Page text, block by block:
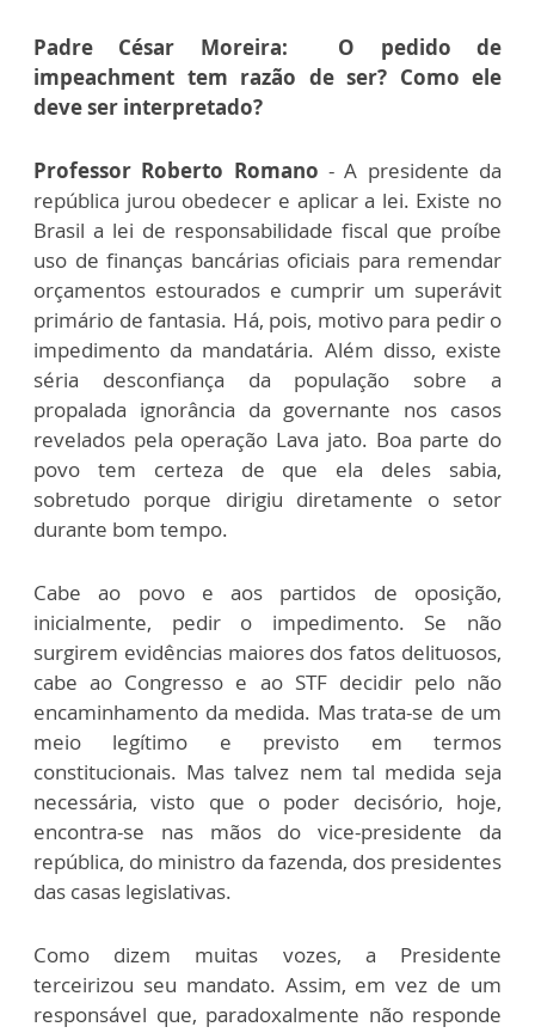
Padre César Moreira: O pedido de
impeachment tem razão de ser? Como ele
deve ser interpretado?
Professor Roberto Romano - A presidente da
república jurou obedecer e aplicar a lei. Existe no
Brasil a lei de responsabilidade fiscal que proíbe
uso de finanças bancárias oficiais para remendar
orçamentos estourados e cumprir um superávit
primário de fantasia. Há, pois, motivo para pedir o
impedimento da mandatária. Além disso, existe
séria desconfiança da população sobre a
propalada ignorância da governante nos casos
revelados pela operação Lava jato. Boa parte do
povo tem certeza de que ela deles sabia,
sobretudo porque dirigiu diretamente o setor
durante bom tempo.
Cabe ao povo e aos partidos de oposição,
inicialmente, pedir o impedimento. Se não
surgirem evidências maiores dos fatos delituosos,
cabe ao Congresso e ao STF decidir pelo não
encaminhamento da medida. Mas trata-se de um
meio legítimo e previsto em termos
constitucionais. Mas talvez nem tal medida seja
necessária, visto que o poder decisório, hoje,
encontra-se nas mãos do vice-presidente da
república, do ministro da fazenda, dos presidentes
das casas legislativas.
Como dizem muitas vozes, a Presidente
terceirizou seu mandato. Assim, em vez de um
responsável que, paradoxalmente não responde